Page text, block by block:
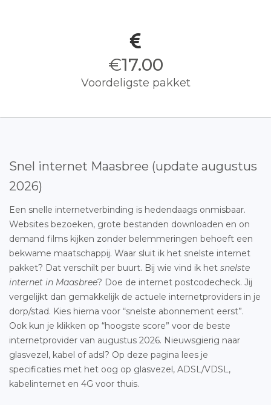
€17.00
Voordeligste pakket
Snel internet Maasbree (update augustus
2026)
Een snelle internetverbinding is hedendaags onmisbaar.
Websites bezoeken, grote bestanden downloaden en on
demand films kijken zonder belemmeringen behoeft een
bekwame maatschappij. Waar sluit ik het snelste internet
pakket? Dat verschilt per buurt. Bij wie vind ik het snelste
internet in Maasbree? Doe de internet postcodecheck. Jij
vergelijkt dan gemakkelijk de actuele internetproviders in je
dorp/stad. Kies hierna voor “snelste abonnement eerst”.
Ook kun je klikken op “hoogste score” voor de beste
internetprovider van augustus 2026. Nieuwsgierig naar
glasvezel, kabel of adsl? Op deze pagina lees je
specificaties met het oog op glasvezel, ADSL/VDSL,
kabelinternet en 4G voor thuis.